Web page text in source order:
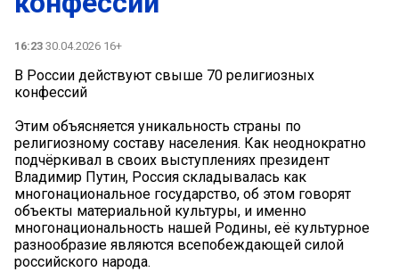
16:23 30.04.2026 16+
В России действуют свыше 70 религиозных
конфессий
Этим объясняется уникальность страны по
религиозному составу населения. Как неоднократно
подчёркивал в своих выступлениях президент
Владимир Путин, Россия складывалась как
многонациональное государство, об этом говорят
объекты материальной культуры, и именно
многонациональность нашей Родины, её культурное
разнообразие являются всепобеждающей силой
российского народа.